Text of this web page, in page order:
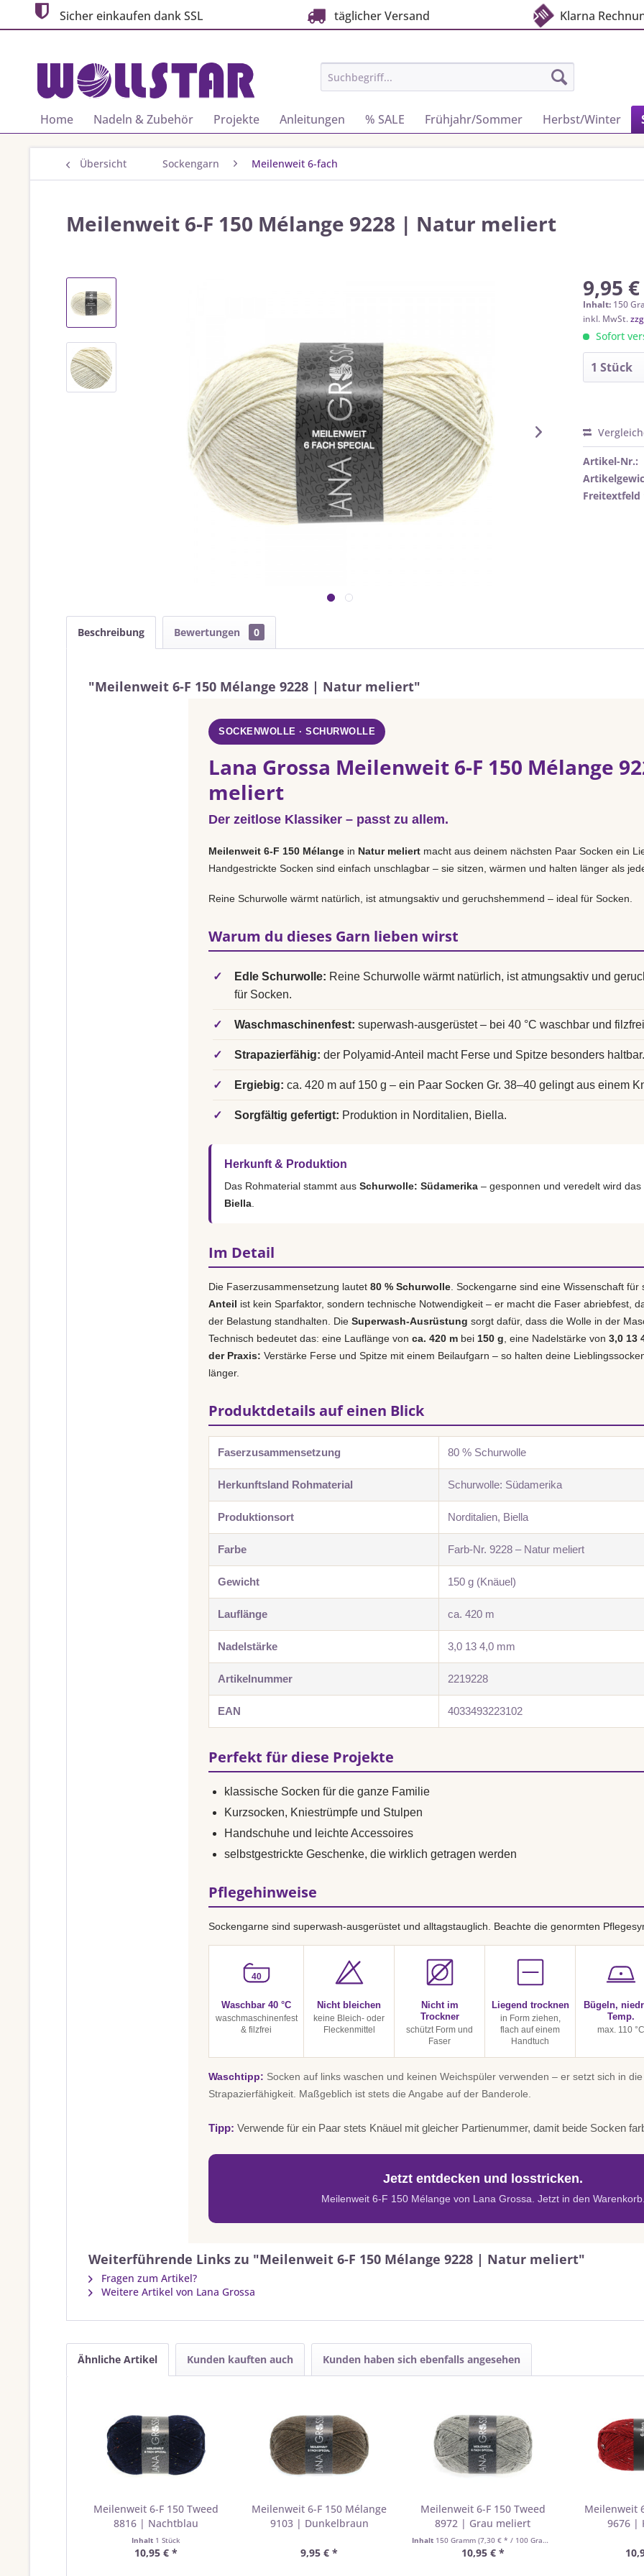
Sicher einkaufen dank SSL täglicher Versand Klarna
Home Nadeln & Zubehör Projekte Anleitungen % SALE Frühjahr/Sommer Herbst/Winter
Übersicht Sockengarn Meilenweit 6-fach
Meilenweit 6-F 150 Mélange 9228 | Natur meliert
9,95
Inhalt: 150
inkl. MwSt.
Sofort
Artikel-Nr.:
Freitextfeld
Beschreibung Bewertungen 0
"Meilenweit 6-F 150 Mélange 9228 | Natur meliert"
SOCKENWOLLE · SCHURWOLLE
Lana Grossa Meilenweit 6-F 150 Mélange
meliert
Der zeitlose Klassiker – passt zu allem.
Meilenweit 6-F 150 Mélange in Natur meliert macht aus deinem nächsten Paar Socken ein
Handgestrickte Socken sind einfach unschlagbar – sie sitzen, wärmen und halten länger als
Reine Schurwolle wärmt natürlich, ist atmungsaktiv und geruchshemmend – ideal für Socken.
Warum du dieses Garn lieben wirst
✓ Edle Schurwolle: Reine Schurwolle wärmt natürlich, ist atmungsaktiv und
für Socken.
✓ Waschmaschinenfest: superwash-ausgerüstet – bei 40 °C waschbar und
✓ Strapazierfähig: der Polyamid-Anteil macht Ferse und Spitze besonders haltbar.
✓ Ergiebig: ca. 420 m auf 150 g – ein Paar Socken Gr. 38–40 gelingt aus einem
✓ Sorgfältig gefertigt: Produktion in Norditalien, Biella.
Herkunft & Produktion
Das Rohmaterial stammt aus Schurwolle: Südamerika – gesponnen und veredelt wird das
Biella
Im Detail
Die Faserzusammensetzung lautet 80 % Schurwolle . Sockengarne sind eine Wissenschaft für
Anteil ist kein Sparfaktor, sondern technische Notwendigkeit – er macht die Faser abriebfest,
der Belastung standhalten. Die Superwash-Ausrüstung sorgt dafür, dass die Wolle in der
Technisch bedeutet das: eine Lauflänge von ca. 420 m bei 150 g , eine Nadelstärke von 3,0 13
der Praxis: Verstärke Ferse und Spitze mit einem Beilaufgarn – so halten deine
länger.
Produktdetails auf einen Blick
Faserzusammensetzung 80 % Schurwolle
Herkunftsland Rohmaterial Schurwolle: Südamerika
Produktionsort Norditalien, Biella
Farbe Farb-Nr. 9228 – Natur meliert
Gewicht 150 g (Knäuel)
Lauflänge ca. 420 m
Nadelstärke 3,0 13 4,0 mm
Artikelnummer 2219228
EAN 4033493223102
Perfekt für diese Projekte
klassische Socken für die ganze Familie
Kurzsocken, Kniestrümpfe und Stulpen
Handschuhe und leichte Accessoires
selbstgestrickte Geschenke, die wirklich getragen werden
Pflegehinweise
Sockengarne sind superwash-ausgerüstet und alltagstauglich. Beachte die genormten
40
Waschbar 40 °C
waschmaschinenfest
& filzfrei
Nicht bleichen
keine Bleich- oder
Fleckenmittel
Nicht im
Trockner
schützt Form und
Faser
Liegend trocknen
in Form ziehen,
flach auf einem
Handtuch
Bügeln,
Temp.
max. 110 °C
Waschtipp: Socken auf links waschen und keinen Weichspüler verwenden – er setzt sich in
Strapazierfähigkeit. Maßgeblich ist stets die Angabe auf der Banderole.
Tipp: Verwende für ein Paar stets Knäuel mit gleicher Partienummer, damit beide Socken
Jetzt entdecken und losstricken.
Meilenweit 6-F 150 Mélange von Lana Grossa. Jetzt in den Warenkorb.
Weiterführende Links zu "Meilenweit 6-F 150 Mélange 9228 | Natur meliert"
Fragen zum Artikel?
Weitere Artikel von Lana Grossa
Ähnliche Artikel Kunden kauften auch Kunden haben sich ebenfalls angesehen
Meilenweit 6-F 150 Tweed
8816 | Nachtblau
Inhalt 1 Stück
10,95 € *
Meilenweit 6-F 150 Mélange
9103 | Dunkelbraun
9,95 € *
Meilenweit 6-F 150 Tweed
8972 | Grau meliert
Inhalt 150 Gramm(7,30 € * / 100 Gramm)
10,95 € *
Meilenweit
9676 |